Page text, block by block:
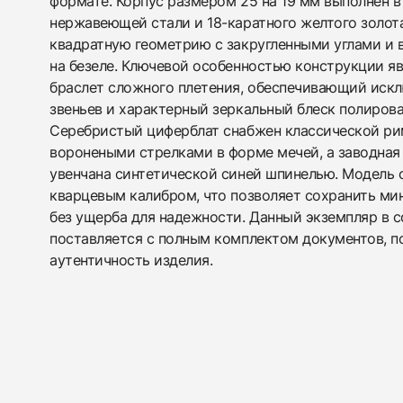
нержавеющей стали и 18-каратного желтого
квадратную геометрию с закругленными углами
на безеле. Ключевой особенностью конструкции
браслет сложного плетения, обеспечивающий
звеньев и характерный зеркальный блеск
Серебристый циферблат снабжен классической
воронеными стрелками в форме мечей, а
увенчана синтетической синей шпинелью.
кварцевым калибром, что позволяет сохранить
без ущерба для надежности. Данный экземпляр в
поставляется с полным комплектом документов,
аутентичность изделия.